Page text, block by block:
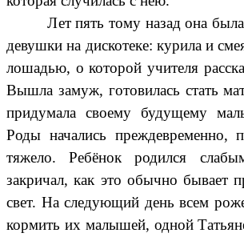
Лет пять тому назад она была
девушки на дискотеке: курила и
лошадью, о которой учителя
Вышла замуж, готовилась стать
придумала своему будущему
Роды начались преждевременно,
тяжело. Ребёнок родился
закричал, как это обычно бывает
свет. На следующий день всем
кормить их малышей, одной